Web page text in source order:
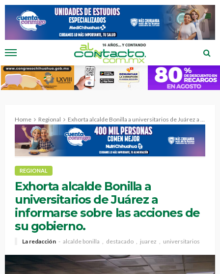
Home Regional Exhorta alcalde Bonilla a universitarios de Juárez a informarse sobre las acciones de su gobierno.
REGIONAL
Exhorta alcalde Bonilla a
universitarios de Juárez a
informarse sobre las acciones de
su gobierno.
La redacción alcalde bonilla destacado juarez universitarios